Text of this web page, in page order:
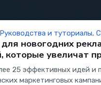
Руководства и туториалы,
новогодних
которые увеличат
25 эффективных идей и
маркетинговых